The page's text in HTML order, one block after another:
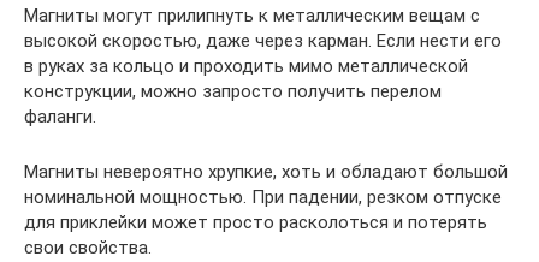
Магниты могут прилипнуть к металлическим вещам с
высокой скоростью, даже через карман. Если нести его
в руках за кольцо и проходить мимо металлической
конструкции, можно запросто получить перелом
фаланги.
Магниты невероятно хрупкие, хоть и обладают большой
номинальной мощностью. При падении, резком отпуске
для приклейки может просто расколоться и потерять
свои свойства.